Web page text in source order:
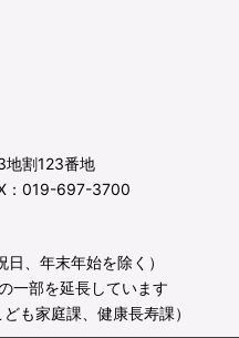
地割123番地
：019-697-3700
、年末年始を除く）
一部を延長しています
も家庭課、健康長寿課）